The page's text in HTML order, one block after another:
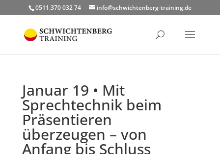
0511.370 032 74 info@schwichtenberg-training.de
Januar 19 • Mit
Sprechtechnik beim
Präsentieren
überzeugen – von
Anfang bis Schluss